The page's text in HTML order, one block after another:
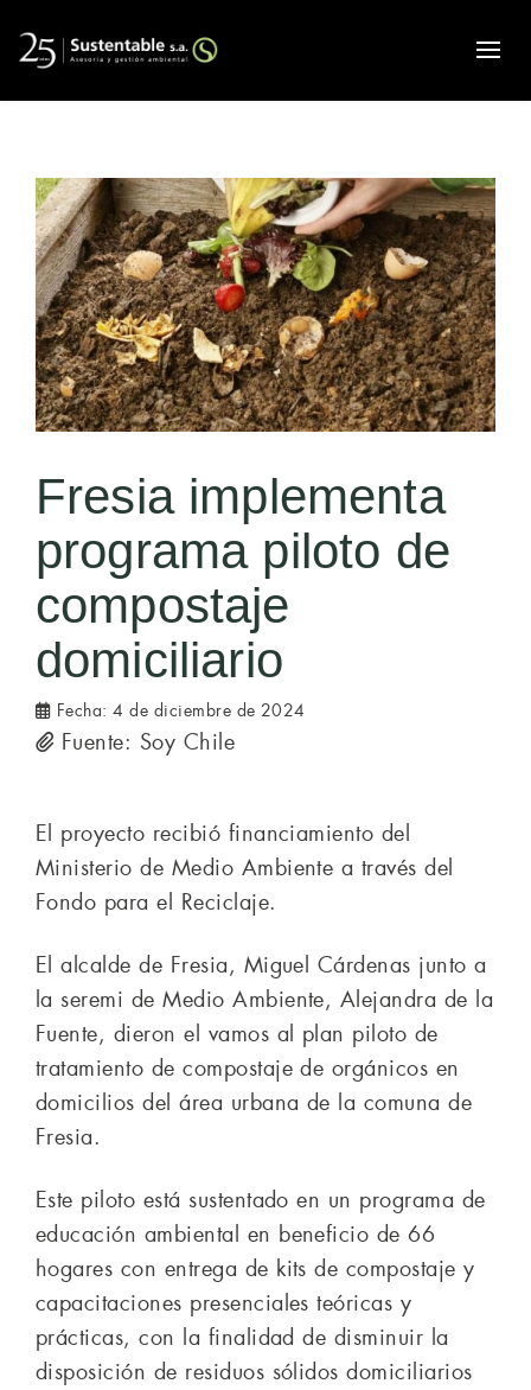
Fresia implementa
programa piloto de
compostaje
domiciliario
Fecha:4 de diciembre de 2024
Fuente: Soy Chile
El proyecto recibió financiamiento del
Ministerio de Medio Ambiente a través del
Fondo para el Reciclaje.
El alcalde de Fresia, Miguel Cárdenas junto a
la seremi de Medio Ambiente, Alejandra de la
Fuente, dieron el vamos al plan piloto de
tratamiento de compostaje de orgánicos en
domicilios del área urbana de la comuna de
Fresia.
Este piloto está sustentado en un programa de
educación ambiental en beneficio de 66
hogares con entrega de kits de compostaje y
capacitaciones presenciales teóricas y
prácticas, con la finalidad de disminuir la
disposición de residuos sólidos domiciliarios